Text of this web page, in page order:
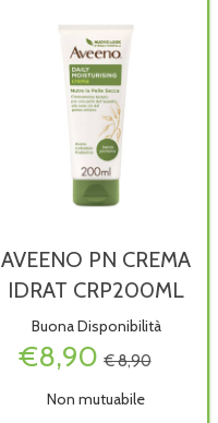
AVEENO PN CREMA
IDRAT CRP200ML
Buona Disponibilità
€8,90 € 8,90
Non mutuabile